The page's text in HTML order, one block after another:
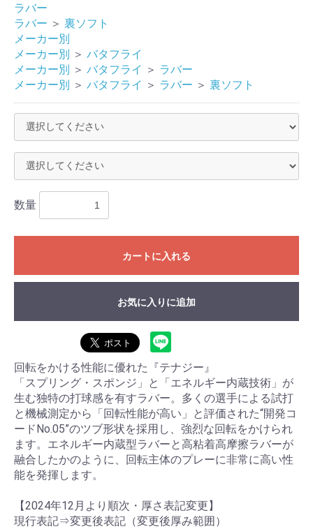
ラバー
ラバー ＞ 裏ソフト
メーカー別
メーカー別 ＞ バタフライ
メーカー別 ＞ バタフライ ＞ ラバー
メーカー別 ＞ バタフライ ＞ ラバー ＞ 裏ソフト
数量
カートに入れる
お気に入りに追加
回転をかける性能に優れた『テナジー』
「スプリング・スポンジ」と「エネルギー内蔵技術」が
生む独特の打球感を有すラバー。多くの選手による試打
と機械測定から「回転性能が高い」と評価された“開発コ
ードNo.05”のツブ形状を採用し、強烈な回転をかけられ
ます。エネルギー内蔵型ラバーと高粘着高摩擦ラバーが
融合したかのように、回転主体のプレーに非常に高い性
能を発揮します。
【2024年12月より順次・厚さ表記変更】
現行表記⇒変更後表記（変更後厚み範囲）